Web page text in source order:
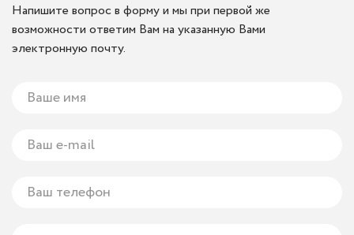
Напишите вопрос в форму и мы при первой же
возможности ответим Вам на указанную Вами
электронную почту.